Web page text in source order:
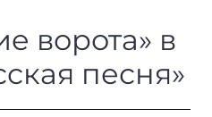
ворота» в
песня»